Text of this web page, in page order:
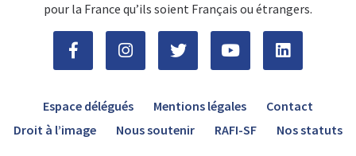
pour la France qu’ils soient Français ou étrangers.
Espace délégués Mentions légales
Contact
Droit à l’image
Nous soutenir RAFI-SF Nos statuts